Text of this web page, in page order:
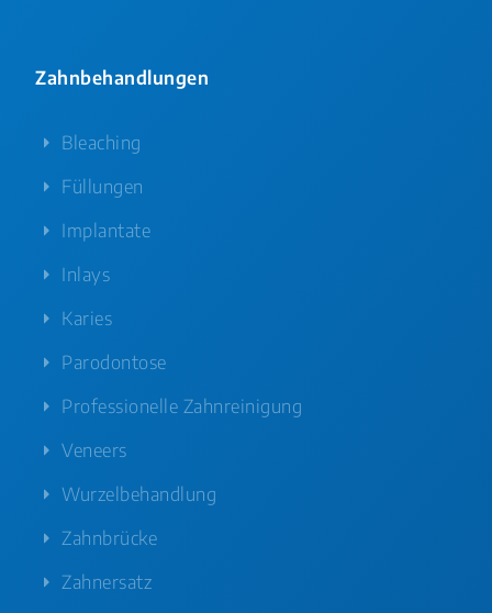
Zahnbehandlungen
Bleaching
Füllungen
Implantate
Inlays
Karies
Parodontose
Professionelle Zahnreinigung
Veneers
Wurzelbehandlung
Zahnbrücke
Zahnersatz